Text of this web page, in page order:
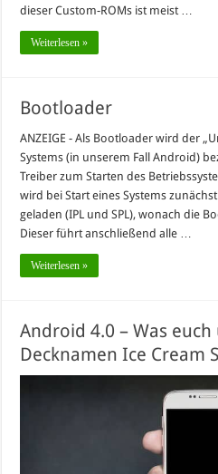
dieser Custom-ROMs ist meist …
Weiterlesen »
Bootloader
ANZEIGE - Als Bootloader wird der
Systems (in unserem Fall Android)
Treiber zum Starten des
wird bei Start eines Systems
geladen (IPL und SPL), wonach die
Dieser führt anschließend alle …
Weiterlesen »
Android 4.0 – Was
Decknamen Ice Cream